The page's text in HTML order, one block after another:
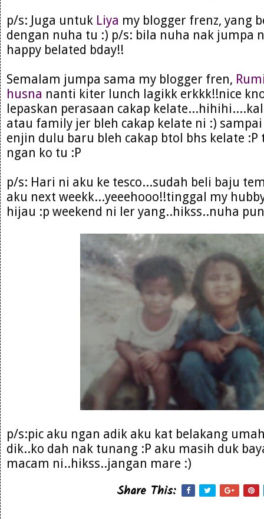
p/s: Juga untuk Liya my blogger frenz, yang
dengan nuha tu :) p/s: bila nuha nak jumpa
happy belated bday!!
Semalam jumpa sama my blogger fren,
husna nanti kiter lunch lagikk erkkk!!nice
lepaskan perasaan cakap
atau family jer bleh cakap kelate ni :)
enjin dulu baru bleh cakap btol bhs kelate
ngan ko tu :P
p/s: Hari ni aku ke tesco...sudah beli baju
aku next weekk...yeeehooo!!tinggal my
hijau :p weekend ni ler yang..hikss..nuha
p/s:pic aku ngan adik aku kat belakang
dik..ko dah nak tunang :P aku masih duk
macam ni..hikss..jangan mare :)
Share This: